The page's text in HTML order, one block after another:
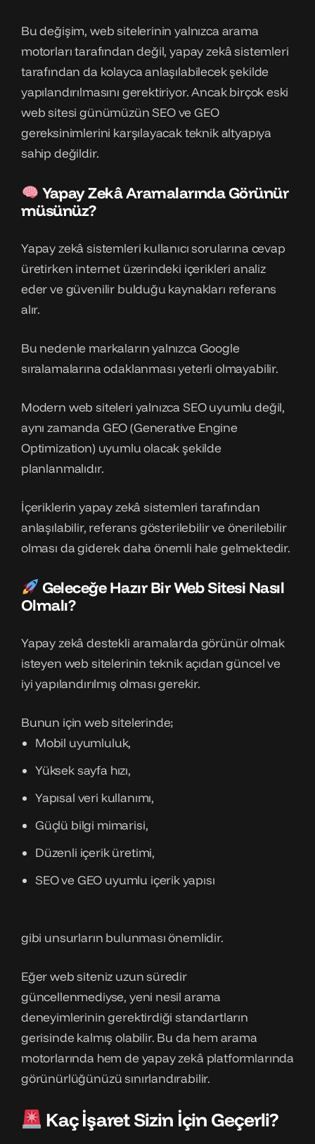
Bu değişim, web sitelerinin yalnızca arama
motorları tarafından değil, yapay zekâ sistemleri
tarafından da kolayca anlaşılabilecek şekilde
yapılandırılmasını gerektiriyor. Ancak birçok eski
web sitesi günümüzün SEO ve GEO
gereksinimlerini karşılayacak teknik altyapıya
sahip değildir.
Yapay Zekâ Aramalarında Görünür
müsünüz?
Yapay zekâ sistemleri kullanıcı sorularına cevap
üretirken internet üzerindeki içerikleri analiz
eder ve güvenilir bulduğu kaynakları referans
alır.
Bu nedenle markaların yalnızca Google
sıralamalarına odaklanması yeterli olmayabilir.
Modern web siteleri yalnızca SEO uyumlu değil,
aynı zamanda GEO (Generative Engine
Optimization) uyumlu olacak şekilde
planlanmalıdır.
İçeriklerin yapay zekâ sistemleri tarafından
anlaşılabilir, referans gösterilebilir ve önerilebilir
olması da giderek daha önemli hale gelmektedir.
Geleceğe Hazır Bir Web Sitesi Nasıl
Olmalı?
Yapay zekâ destekli aramalarda görünür olmak
isteyen web sitelerinin teknik açıdan güncel ve
iyi yapılandırılmış olması gerekir.
Bunun için web sitelerinde;
Mobil uyumluluk,
Yüksek sayfa hızı,
Yapısal veri kullanımı,
Güçlü bilgi mimarisi,
Düzenli içerik üretimi,
SEO ve GEO uyumlu içerik yapısı
gibi unsurların bulunması önemlidir.
Eğer web siteniz uzun süredir
güncellenmediyse, yeni nesil arama
deneyimlerinin gerektirdiği standartların
gerisinde kalmış olabilir. Bu da hem arama
motorlarında hem de yapay zekâ platformlarında
görünürlüğünüzü sınırlandırabilir.
Kaç İşaret Sizin İçin Geçerli?